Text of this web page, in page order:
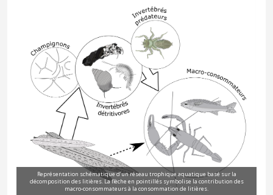
Représentation schématique d’un réseau trophique aquatique basé sur la
décomposition des litières. La flèche en pointillés symbolise la contribution des
macro-consommateurs à la consommation de litières.